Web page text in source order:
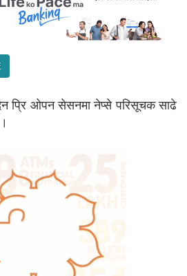
प्रि ओपन सेसनमा नेप्से परिसूचक साढे